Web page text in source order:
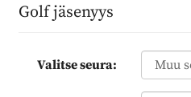
Golf jäsenyys
Valitse seura: